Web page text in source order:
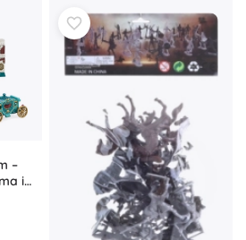
pripovijedanje, razvoj mašte i finu
upoznavanju povijesti. Izrađene su
s čvrstom konstrukcijom, kako bi
i duge pohode. Bilo da tražite
bitke, akcijske figure vitezeva ili
lako ćete stvoriti svoje vlastito
–
i